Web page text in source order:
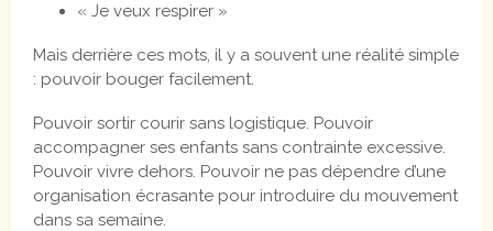
« Je veux respirer »
Mais derrière ces mots, il y a souvent une réalité simple
: pouvoir bouger facilement.
Pouvoir sortir courir sans logistique. Pouvoir
accompagner ses enfants sans contrainte excessive.
Pouvoir vivre dehors. Pouvoir ne pas dépendre d’une
organisation écrasante pour introduire du mouvement
dans sa semaine.